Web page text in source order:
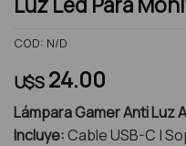
COD: N/D
U$S 24.00
Lámpara Gamer Anti Luz
Incluye: Cable USB-C |